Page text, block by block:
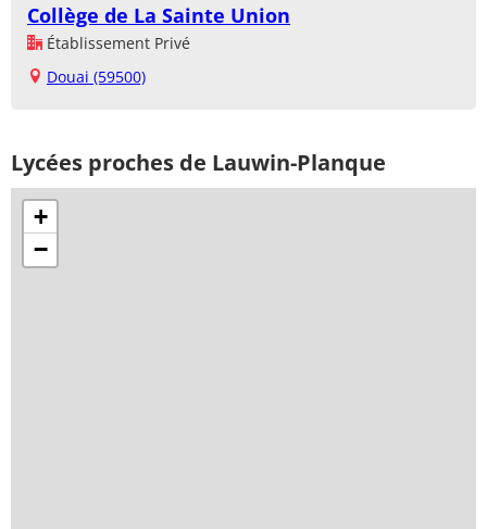
Collège de La Sainte Union
Établissement Privé
Douai (59500)
Lycées proches de Lauwin-Planque
+
−